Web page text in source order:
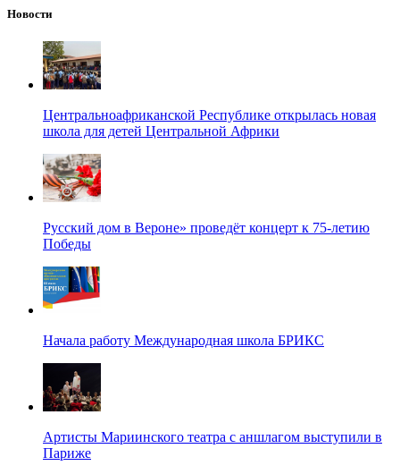
Новости
Центральноафриканской Республике открылась новая
школа для детей Центральной Африки
Русский дом в Вероне» проведёт концерт к 75-летию
Победы
Начала работу Международная школа БРИКС
Артисты Мариинского театра с аншлагом выступили в
Париже